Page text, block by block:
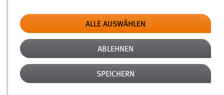
Typ
Erstellungsdatum
Alter
ALLE AUSWÄHLEN
ABLEHNEN
SPEICHERN